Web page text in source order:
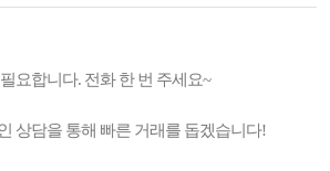
요합니다. 전화 한 번 주세요~
상담을 통해 빠른 거래를 돕겠습니다!